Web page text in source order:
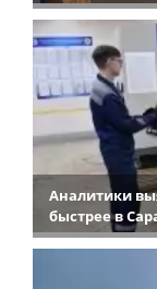
Аналитики
быстрее в